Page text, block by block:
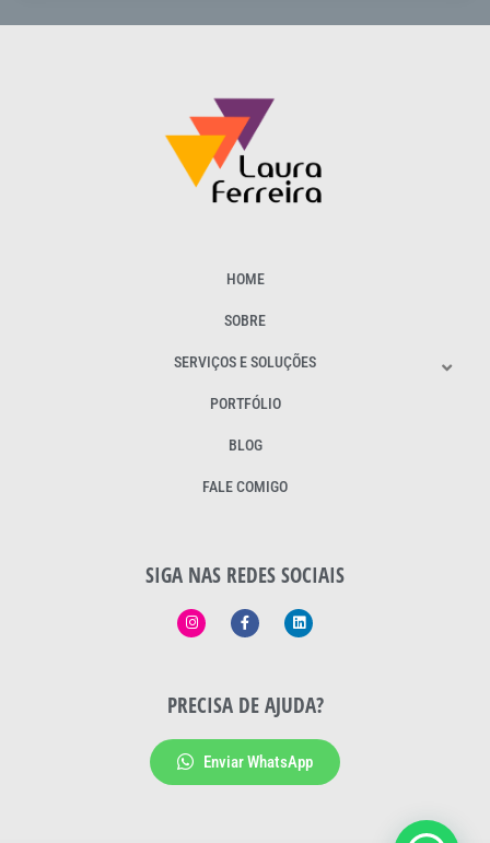
HOME
SOBRE
SERVIÇOS E SOLUÇÕES
PORTFÓLIO
BLOG
FALE COMIGO
SIGA NAS REDES SOCIAIS
PRECISA DE AJUDA?
Enviar WhatsApp